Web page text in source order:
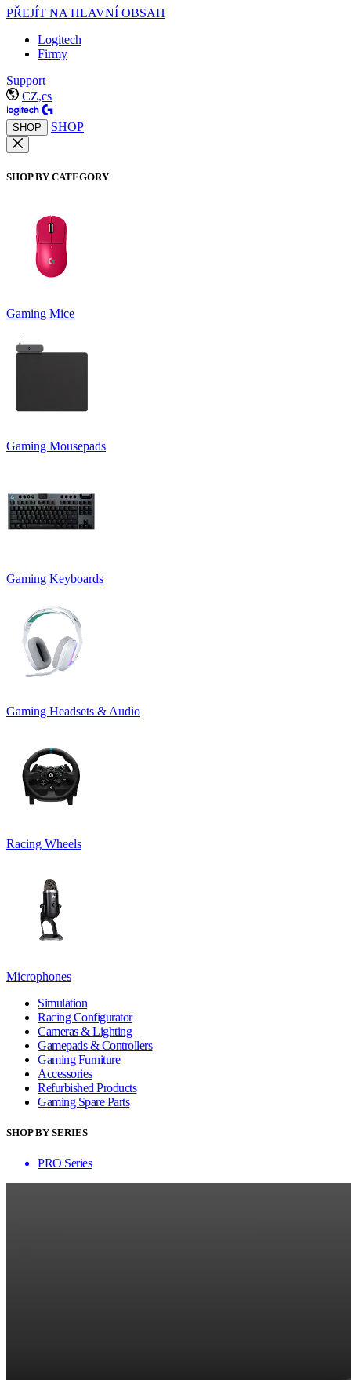
PŘEJÍT NA HLAVNÍ OBSAH
Logitech
Firmy
Support
CZ,cs
SHOP SHOP
SHOP BY CATEGORY
Gaming Mice
Gaming Mousepads
Gaming Keyboards
Gaming Headsets & Audio
Racing Wheels
Microphones
Simulation
Racing Configurator
Cameras & Lighting
Gamepads & Controllers
Gaming Furniture
Accessories
Refurbished Products
Gaming Spare Parts
SHOP BY SERIES
PRO Series